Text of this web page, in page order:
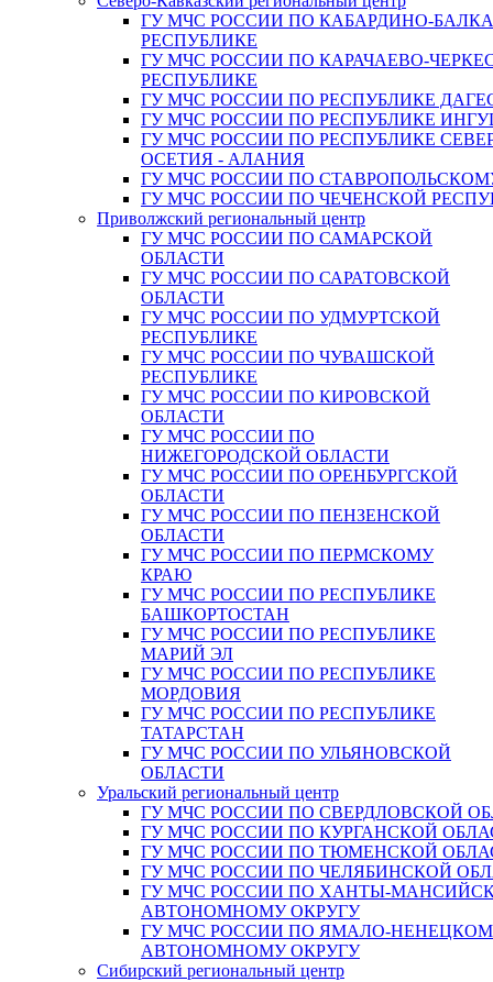
ГУ МЧС РОССИИ ПО КАБАРДИНО-
РЕСПУБЛИКЕ
ГУ МЧС РОССИИ ПО КАРАЧАЕВО-
РЕСПУБЛИКЕ
ГУ МЧС РОССИИ ПО РЕСПУБЛИКЕ
ГУ МЧС РОССИИ ПО РЕСПУБЛИКЕ
ГУ МЧС РОССИИ ПО РЕСПУБЛИКЕ
ОСЕТИЯ - АЛАНИЯ
ГУ МЧС РОССИИ ПО
ГУ МЧС РОССИИ ПО ЧЕЧЕНСКОЙ
Приволжский региональный центр
ГУ МЧС РОССИИ ПО САМАРСКОЙ
ОБЛАСТИ
ГУ МЧС РОССИИ ПО САРАТОВСКОЙ
ОБЛАСТИ
ГУ МЧС РОССИИ ПО УДМУРТСКОЙ
РЕСПУБЛИКЕ
ГУ МЧС РОССИИ ПО ЧУВАШСКОЙ
РЕСПУБЛИКЕ
ГУ МЧС РОССИИ ПО КИРОВСКОЙ
ОБЛАСТИ
ГУ МЧС РОССИИ ПО
НИЖЕГОРОДСКОЙ ОБЛАСТИ
ГУ МЧС РОССИИ ПО ОРЕНБУРГСКОЙ
ОБЛАСТИ
ГУ МЧС РОССИИ ПО ПЕНЗЕНСКОЙ
ОБЛАСТИ
ГУ МЧС РОССИИ ПО ПЕРМСКОМУ
КРАЮ
ГУ МЧС РОССИИ ПО РЕСПУБЛИКЕ
БАШКОРТОСТАН
ГУ МЧС РОССИИ ПО РЕСПУБЛИКЕ
МАРИЙ ЭЛ
ГУ МЧС РОССИИ ПО РЕСПУБЛИКЕ
МОРДОВИЯ
ГУ МЧС РОССИИ ПО РЕСПУБЛИКЕ
ТАТАРСТАН
ГУ МЧС РОССИИ ПО УЛЬЯНОВСКОЙ
ОБЛАСТИ
Уральский региональный центр
ГУ МЧС РОССИИ ПО СВЕРДЛОВСКОЙ
ГУ МЧС РОССИИ ПО КУРГАНСКОЙ
ГУ МЧС РОССИИ ПО ТЮМЕНСКОЙ
ГУ МЧС РОССИИ ПО ЧЕЛЯБИНСКОЙ
ГУ МЧС РОССИИ ПО ХАНТЫ-
АВТОНОМНОМУ ОКРУГУ
ГУ МЧС РОССИИ ПО ЯМАЛО-
АВТОНОМНОМУ ОКРУГУ
Сибирский региональный центр